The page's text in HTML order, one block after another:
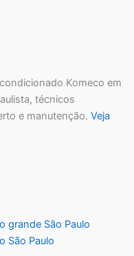
Komeco em
técnicos
e manutenção. Veja
grande São Paulo
São Paulo